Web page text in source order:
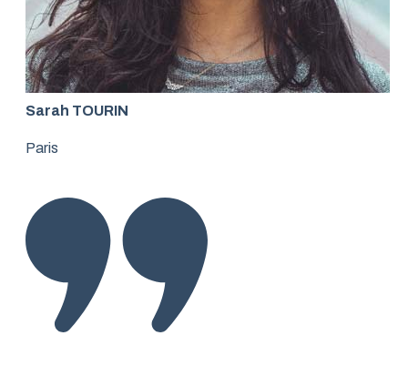
Sarah TOURIN
Paris